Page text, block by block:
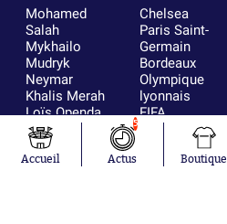
Mohamed
Salah
Mykhailo
Mudryk
Neymar
Khalis Merah
Loïs Openda
Moussa
Niakhaté
Nicolás
Chelsea
Paris Saint-
Germain
Bordeaux
Olympique
lyonnais
FIFA
Real Madrid
RC Strasbourg
AC Milan
Accueil
5
Actus Boutique